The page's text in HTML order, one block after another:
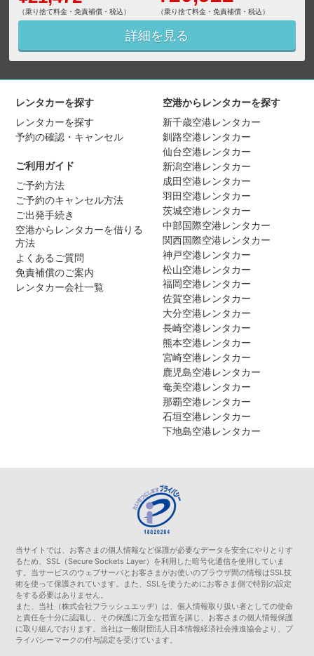
（乗り捨て料金・免責補償・税込） （乗り捨て料金・免責補償・税込）
詳細を見る
レンタカーを探す
レンタカーを探す
予約の確認・キャンセル
ご利用ガイド
ご予約方法
ご予約のキャンセル方法
ご出発手続き
空港からレンタカーを借りる
方法
よくあるご質問
免責補償のご案内
レンタカー会社一覧
空港からレンタカーを探す
新千歳空港レンタカー
釧路空港レンタカー
仙台空港レンタカー
新潟空港レンタカー
成田空港レンタカー
羽田空港レンタカー
茨城空港レンタカー
中部国際空港レンタカー
関西国際空港レンタカー
神戸空港レンタカー
松山空港レンタカー
福岡空港レンタカー
佐賀空港レンタカー
大分空港レンタカー
長崎空港レンタカー
熊本空港レンタカー
宮崎空港レンタカー
鹿児島空港レンタカー
奄美空港レンタカー
那覇空港レンタカー
石垣空港レンタカー
下地島空港レンタカー
当サイトでは、お客さまの個人情報など保護が必要なデータを安全にやりとりす
るため、SSL（Secure Sockets Layer）を利用した暗号化通信を使用していま
す。当サービスのウェブサーバとお客さまがお使いのブラウザ間の情報はSSL技
術を使って保護されています。また、SSLを使うためにお客さま側で特別の設定
をする必要はありません。
また、当社（株式会社フラッシュエッヂ）は、個人情報取り扱い者としての使命
と責任を十分に認識し、その保護に万全な措置を講じ、お客さまの個人情報保護
に取り組んでおります。当社は一般財団法人日本情報経済社会推進協会より、プ
ライバシーマークの付与認定を受けています。